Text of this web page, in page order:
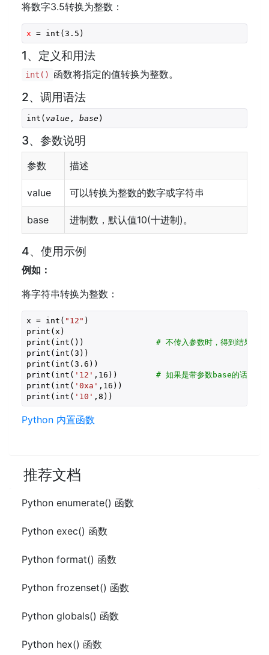
将数字3.5转换为整数：
x = int(3.5 )
1、定义和用法
int() 函数将指定的值转换为整数。
2、调用语法
int( value, base)
3、参数说明
参数 描述
value 可以转换为整数的数字或字符串
base 进制数，默认值10(十进制)。
4、使用示例
例如：
将字符串转换为整数：
x = int( "12" )
print(x)
print(int()) # 不传入参数时，得到结果0
print(int(3 ))
print(int(3.6 ))
print(int( '12' , 16 )) # 如果是带参数base的话，12
print(int( '0xa' , 16 ))
print(int( '10' , 8 ))
Python 内置函数
推荐文档
Python enumerate() 函数
Python exec() 函数
Python format() 函数
Python frozenset() 函数
Python globals() 函数
Python hex() 函数